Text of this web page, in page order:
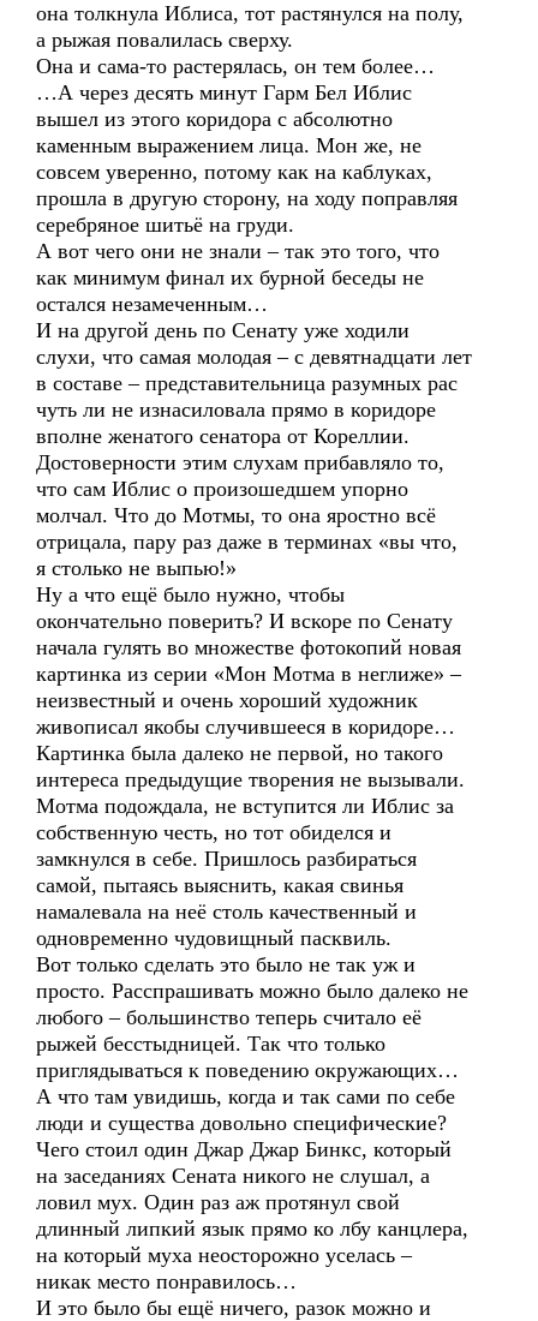
она толкнула Иблиса, тот растянулся на полу,
а рыжая повалилась сверху.
Она и сама-то растерялась, он тем более…
…А через десять минут Гарм Бел Иблис
вышел из этого коридора с абсолютно
каменным выражением лица. Мон же, не
совсем уверенно, потому как на каблуках,
прошла в другую сторону, на ходу поправляя
серебряное шитьё на груди.
А вот чего они не знали – так это того, что
как минимум финал их бурной беседы не
остался незамеченным…
И на другой день по Сенату уже ходили
слухи, что самая молодая – с девятнадцати лет
в составе – представительница разумных рас
чуть ли не изнасиловала прямо в коридоре
вполне женатого сенатора от Кореллии.
Достоверности этим слухам прибавляло то,
что сам Иблис о произошедшем упорно
молчал. Что до Мотмы, то она яростно всё
отрицала, пару раз даже в терминах «вы что,
я столько не выпью!»
Ну а что ещё было нужно, чтобы
окончательно поверить? И вскоре по Сенату
начала гулять во множестве фотокопий новая
картинка из серии «Мон Мотма в неглиже» –
неизвестный и очень хороший художник
живописал якобы случившееся в коридоре…
Картинка была далеко не первой, но такого
интереса предыдущие творения не вызывали.
Мотма подождала, не вступится ли Иблис за
собственную честь, но тот обиделся и
замкнулся в себе. Пришлось разбираться
самой, пытаясь выяснить, какая свинья
намалевала на неё столь качественный и
одновременно чудовищный пасквиль.
Вот только сделать это было не так уж и
просто. Расспрашивать можно было далеко не
любого – большинство теперь считало её
рыжей бесстыдницей. Так что только
приглядываться к поведению окружающих…
А что там увидишь, когда и так сами по себе
люди и существа довольно специфические?
Чего стоил один Джар Джар Бинкс, который
на заседаниях Сената никого не слушал, а
ловил мух. Один раз аж протянул свой
длинный липкий язык прямо ко лбу канцлера,
на который муха неосторожно уселась –
никак место понравилось…
И это было бы ещё ничего, разок можно и